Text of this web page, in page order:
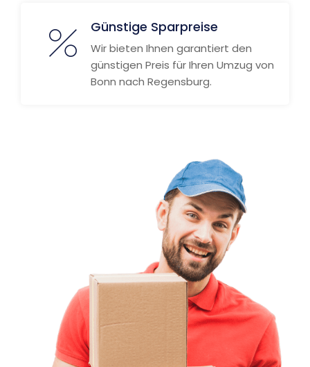
Günstige Sparpreise
Wir bieten Ihnen garantiert den
günstigen Preis für Ihren Umzug von
Bonn nach Regensburg.